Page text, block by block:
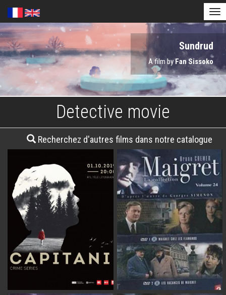
Skip
to
main
content
Soudain, seuls
A film byThomas Bidegain
Sundrud
A film byFan Sissoko
Astérix et Obélix - l'Empire du Milieu
A film byGuillaume Canet
Detective movie
Recherchez d'autres films dans notre catalogue